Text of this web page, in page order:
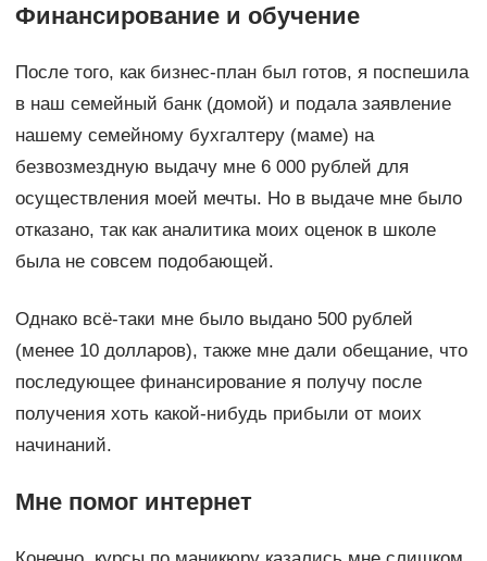
Финансирование и обучение
После того, как бизнес-план был готов, я поспешила
в наш семейный банк (домой) и подала заявление
нашему семейному бухгалтеру (маме) на
безвозмездную выдачу мне 6 000 рублей для
осуществления моей мечты. Но в выдаче мне было
отказано, так как аналитика моих оценок в школе
была не совсем подобающей.
Однако всё-таки мне было выдано 500 рублей
(менее 10 долларов), также мне дали обещание, что
последующее финансирование я получу после
получения хоть какой-нибудь прибыли от моих
начинаний.
Мне помог интернет